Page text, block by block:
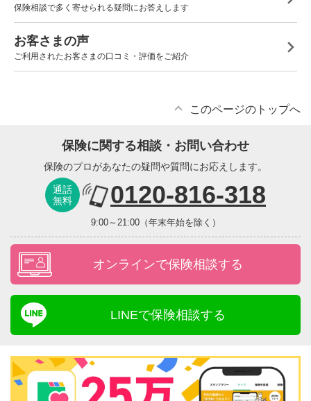
保険相談で多く寄せられる疑問にお答えします
お客さまの声
ご利用されたお客さまの口コミ・評価をご紹介
このページのトップへ
保険に関する相談・お問い合わせ
保険のプロがあなたの疑問や質問にお応えします。
通話
無料
0120-816-318
9:00～21:00（年末年始を除く）
オンラインで保険相談する
LINEで保険相談する